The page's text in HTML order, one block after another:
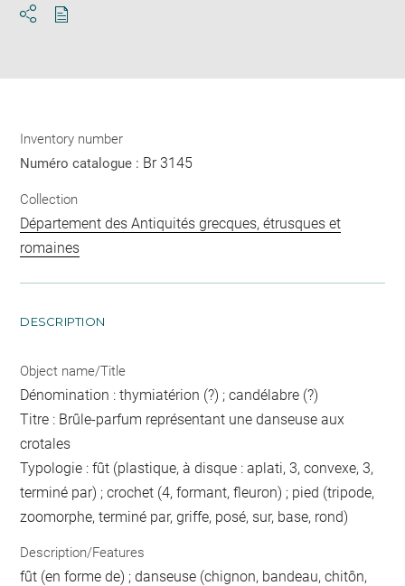
Inventory number
Numéro catalogue : Br 3145
Collection
Département des Antiquités grecques, étrusques et
romaines
DESCRIPTION
Object name/Title
Dénomination : thymiatérion (?) ; candélabre (?)
Titre : Brûle-parfum représentant une danseuse aux
crotales
Typologie : fût (plastique, à disque : aplati, 3, convexe, 3,
terminé par) ; crochet (4, formant, fleuron) ; pied (tripode,
zoomorphe, terminé par, griffe, posé, sur, base, rond)
Description/Features
fût (en forme de) ; danseuse (chignon, bandeau, chitôn,